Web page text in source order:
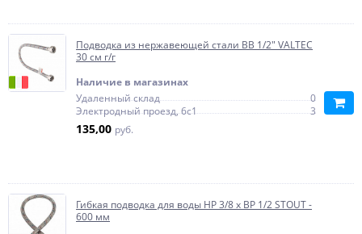
Подводка из нержавеющей стали ВВ 1/2" VALTEC
30 см г/г
Наличие в магазинах
Удаленный склад
0
Электродный проезд, 6с1
3
135,00 руб.
Гибкая подводка для воды НР 3/8 х ВР 1/2 STOUT -
600 мм